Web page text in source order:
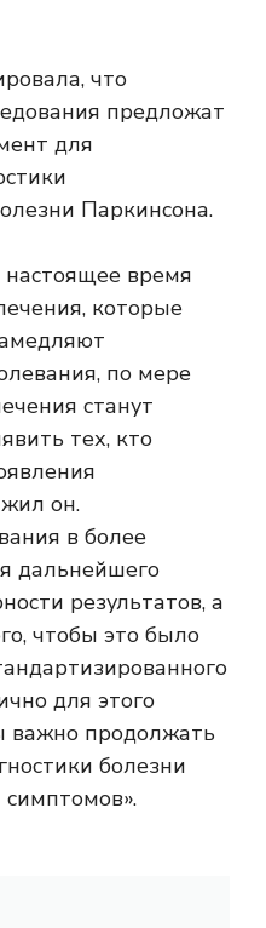
что
предложат
для
Паркинсона.
настоящее время
которые
по мере
станут
тех, кто
он.
в более
дальнейшего
результатов, а
чтобы это было
для этого
важно продолжать
болезни